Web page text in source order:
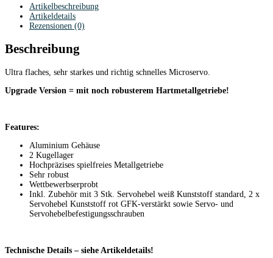
Artikelbeschreibung
Artikeldetails
Rezensionen (0)
Beschreibung
Ultra flaches, sehr starkes und richtig schnelles Microservo.
Upgrade Version = mit noch robusterem Hartmetallgetriebe!
Features:
Aluminium Gehäuse
2 Kugellager
Hochpräzises spielfreies Metallgetriebe
Sehr robust
Wettbewerbserprobt
Inkl. Zubehör mit 3 Stk. Servohebel weiß Kunststoff standard, 2 x
Servohebel Kunststoff rot GFK-verstärkt sowie Servo- und
Servohebelbefestigungsschrauben
Technische Details – siehe Artikeldetails!